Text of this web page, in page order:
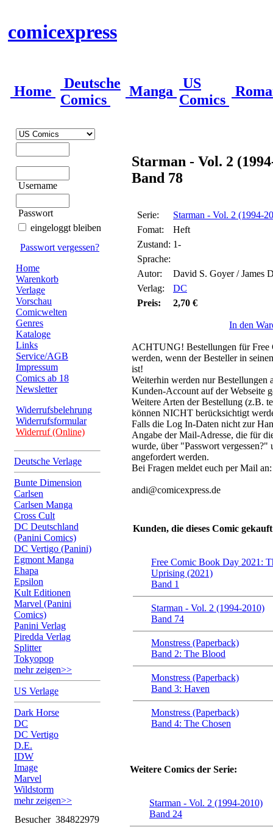
comicexpress
Home
Deutsche
Comics
Manga
US
Comics
Username
Passwort
eingeloggt bleiben
Passwort vergessen?
Home
Warenkorb
Verlage
Vorschau
Comicwelten
Genres
Kataloge
Links
Service/AGB
Impressum
Comics ab 18
Newsletter
Widerrufsbelehrung
Widerrufsformular
Widerruf (Online)
Deutsche Verlage
Bunte Dimension
Carlsen
Carlsen Manga
Cross Cult
DC Deutschland
(Panini Comics)
DC Vertigo (Panini)
Egmont Manga
Ehapa
Epsilon
Kult Editionen
Marvel (Panini
Comics)
Panini Verlag
Piredda Verlag
Splitter
Tokyopop
mehr zeigen>>
US Verlage
Dark Horse
DC
DC Vertigo
D.E.
IDW
Image
Marvel
Wildstorm
mehr zeigen>>
Besucher 384822979
Starman - Vol. 2
Band 78
Serie:
Starman - Vol. 2 (1994-
Fomat:
Heft
Zustand: 1-
Sprache:
Autor:
David S. Goyer / James
Verlag:
DC
Preis:
2,70 €
In den
ACHTUNG! Bestellungen für Free
werden, wenn der Besteller in
ist!
Weiterhin werden nur Bestellungen
Kunden-Account auf der Webseite
Weitere Arten der Bestellung (z.B.
können NICHT berücksichtigt
Falls die Log In-Daten nicht zur
Angabe der Mail-Adresse, die für
wurde, über "Passwort
angefordert werden.
Bei Fragen meldet euch per Mail an:
andi@comicexpress.de
Kunden, die dieses Comic
Free Comic Book Day 2021:
Uprising (2021)
Band 1
Starman - Vol. 2 (1994-2010)
Band 74
Monstress (Paperback)
Band 2: The Blood
Monstress (Paperback)
Band 3: Haven
Monstress (Paperback)
Band 4: The Chosen
Weitere Comics der Serie:
Starman - Vol. 2 (1994-2010)
Band 24